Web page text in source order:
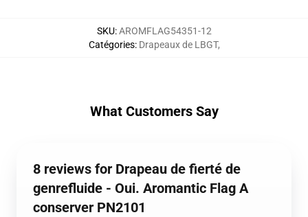
SKU:AROMFLAG54351-12
Catégories: Drapeaux de LBGT,
What Customers Say
8 reviews for Drapeau de fierté de
genrefluide - Oui. Aromantic Flag A
conserver PN2101